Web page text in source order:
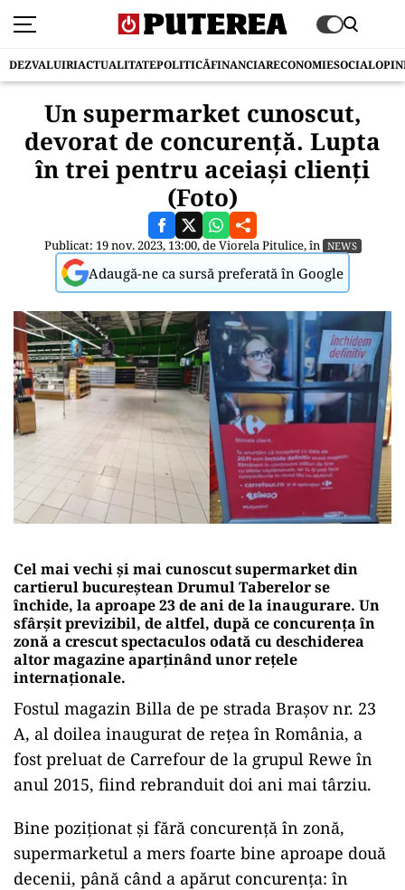
DEZVALUIRIACTUALITATEPOLITICĂFINANCIARECONOMIESOCIAL
Un supermarket cunoscut,
devorat de concurență. Lupta
în trei pentru aceiași clienți
(Foto)
Publicat: 19 nov. 2023, 13:00, deViorela Pitulice, în NEWS
Adaugă-ne ca sursă preferată în Google
Cel mai vechi și mai cunoscut supermarket din
cartierul bucureștean Drumul Taberelor se
închide, la aproape 23 de ani de la inaugurare. Un
sfârșit previzibil, de altfel, după ce concurența în
zonă a crescut spectaculos odată cu deschiderea
altor magazine aparținând unor rețele
internaționale.
Fostul magazin Billa de pe strada Brașov nr. 23
A, al doilea inaugurat de rețea în România, a
fost preluat de Carrefour de la grupul Rewe în
anul 2015, fiind rebranduit doi ani mai târziu.
Bine poziționat și fără concurență în zonă,
supermarketul a mers foarte bine aproape două
decenii, până când a apărut concurența: în